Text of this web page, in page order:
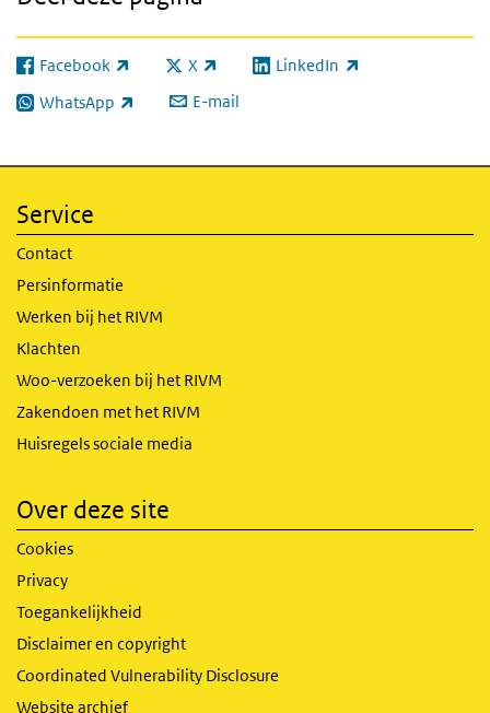
Facebook
(externe link) X
(externe link) LinkedIn
(externe link)
WhatsApp
(externe link) E-mail
Service
Contact
Persinformatie
Werken bij het RIVM
Klachten
Woo-verzoeken bij het RIVM
Zakendoen met het RIVM
Huisregels sociale media
Over deze site
Cookies
Privacy
Toegankelijkheid
Disclaimer en copyright
Coordinated Vulnerability Disclosure
Website archief